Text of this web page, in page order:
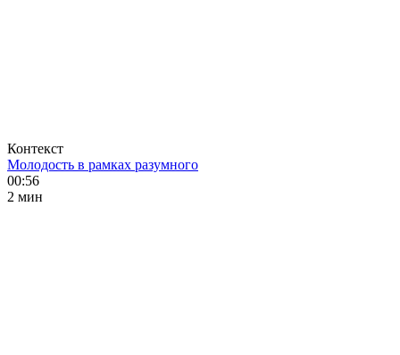
Контекст
Молодость в рамках разумного
00:56
2 мин